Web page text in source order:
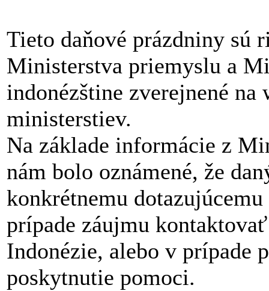
Tieto daňové prázdniny sú
Ministerstva priemyslu a
indonézštine zverejnené na
ministerstiev.
Na základe informácie z
nám bolo oznámené, že
konkrétnemu
prípade záujmu
Indonézie, alebo v prípade
poskytnutie pomoci.